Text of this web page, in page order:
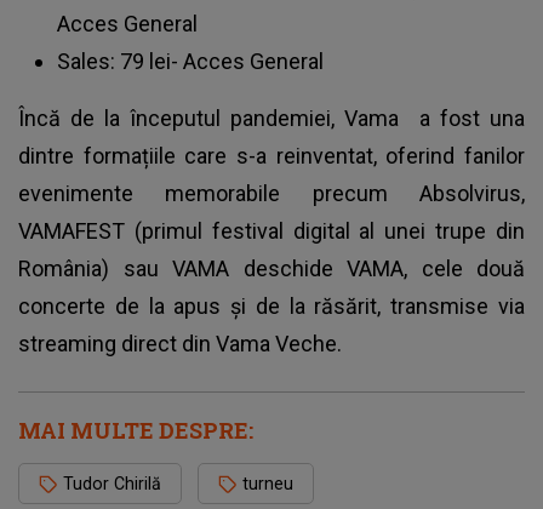
Acces General
Sales: 79 lei- Acces General
Încă de la începutul pandemiei,Vama
a fost una
dintre formațiile care s-a reinventat, oferind fanilor
evenimente memorabile precum Absolvirus,
VAMAFEST (primul festival digital al unei trupe din
România) sau VAMA deschide VAMA, cele două
concerte de la apus și de la răsărit, transmise via
streaming direct din Vama Veche.
MAI MULTE DESPRE:
Tudor Chirilă turneu